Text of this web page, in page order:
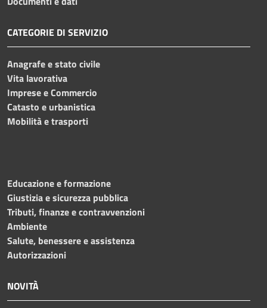
CATEGORIE DI SERVIZIO
Anagrafe e stato civile
Vita lavorativa
Imprese e Commercio
Catasto e urbanistica
Mobilità e trasporti
Educazione e formazione
Giustizia e sicurezza pubblica
Tributi, finanze e contravvenzioni
Ambiente
Salute, benessere e assistenza
Autorizzazioni
NOVITÀ